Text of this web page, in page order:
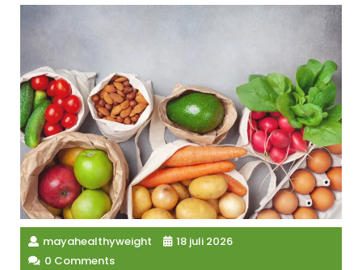
mayahealthyweight
18 juli 2026
0 Comments